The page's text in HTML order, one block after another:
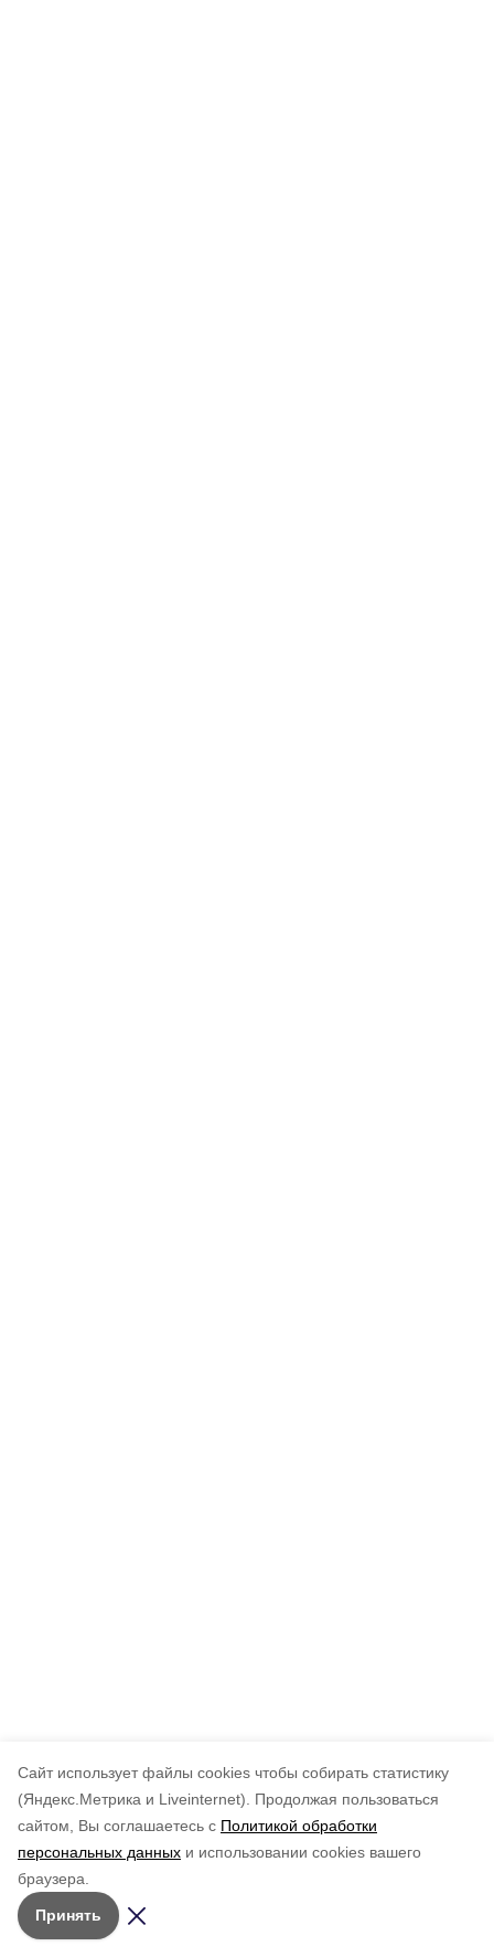
Cайт использует файлы cookies чтобы собирать статистику
(Яндекс.Метрика и Liveinternet).
Продолжая пользоваться
сайтом, Вы соглашаетесь с Политикой обработки
персональных данных и использовании cookies вашего
браузера.
Принять